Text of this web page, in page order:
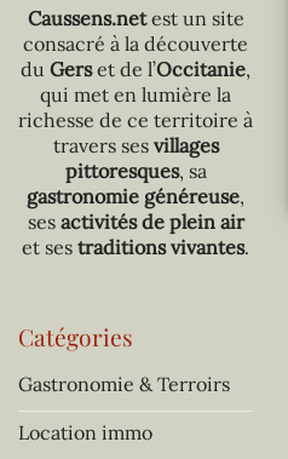
Caussens.netest un site
consacré à la découverte
du Gerset de l’Occitanie,
qui met en lumière la
richesse de ce territoire à
travers ses villages
pittoresques, sa
gastronomie généreuse,
ses activités de plein air
et ses traditions vivantes.
Catégories
Gastronomie & Terroirs
Location immo